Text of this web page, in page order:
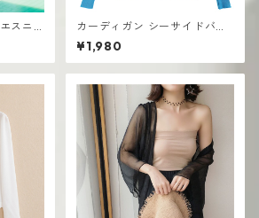
スニ
対
ー
カーディガン シーサイドバケ
ーション 春夏 Vネック 長袖 セ
ーター レディース エアコン対
策 日焼け止め
¥1,980